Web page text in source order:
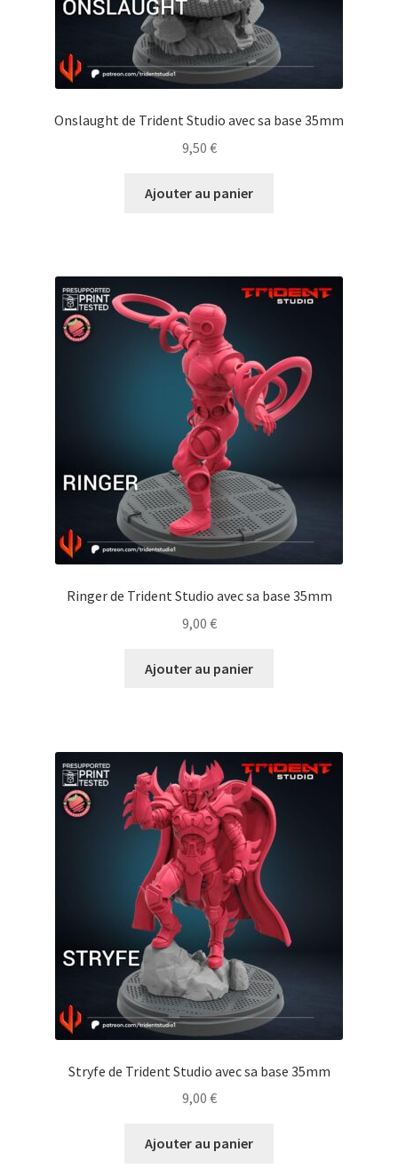
Onslaught de Trident Studio avec sa base 35mm
9,50 €
Ajouter au panier
Ringer de Trident Studio avec sa base 35mm
9,00 €
Ajouter au panier
Stryfe de Trident Studio avec sa base 35mm
9,00 €
Ajouter au panier